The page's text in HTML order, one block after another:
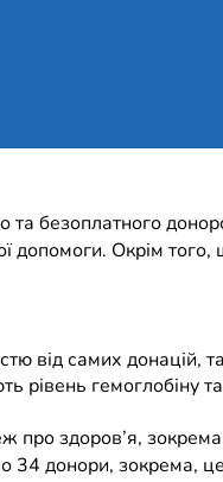
безоплатного
допомоги. Окрім
самих донацій,
рівень гемоглобіну
про здоров’я,
донори, зокрема,